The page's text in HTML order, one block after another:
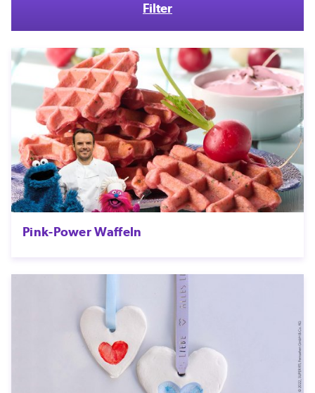
Filter
Pink-Power Waffeln